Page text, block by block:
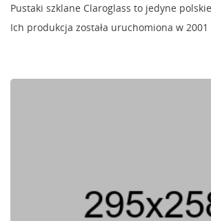
Pustaki szklane Claroglass to jedyne
Ich produkcja została uruchomiona w